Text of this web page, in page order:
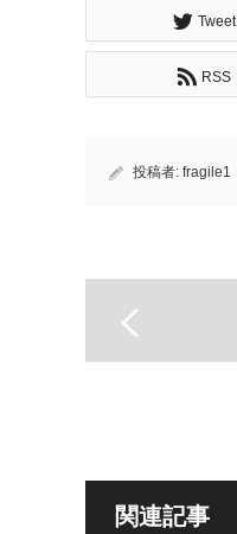
Tweet
RSS
投稿者: fragile1
関連記事